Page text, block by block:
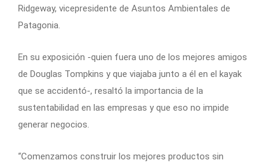
Ridgeway, vicepresidente de Asuntos Ambientales de
Patagonia.
En su exposición -quien fuera uno de los mejores amigos
de Douglas Tompkins y que viajaba junto a él en el kayak
que se accidentó-, resaltó la importancia de la
sustentabilidad en las empresas y que eso no impide
generar negocios.
“Comenzamos construir los mejores productos sin